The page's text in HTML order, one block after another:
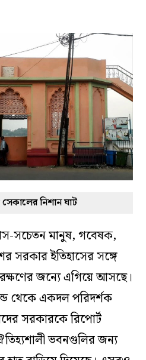
নিশান ঘাট
সচেতন মানুষ, গবেষক,
সরকার ইতিহাসের সঙ্গে
জন্যে এগিয়ে আসছে।
থেকে একদল পরিদর্শক
সরকারকে রিপোর্ট
ভবনগুলির জন্য